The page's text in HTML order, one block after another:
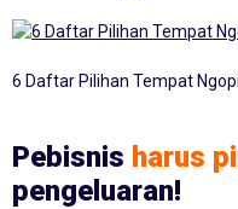
6 Daftar Pilihan Tempat
Pebisnis harus
pengeluaran!